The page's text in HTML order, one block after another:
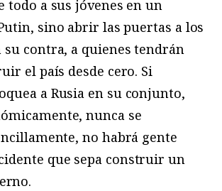
todo a sus jóvenes en un
sino abrir las puertas a los
su contra, a quienes tendrán
el país desde cero. Si
a Rusia en su conjunto,
nunca se
no habrá gente
que sepa construir un